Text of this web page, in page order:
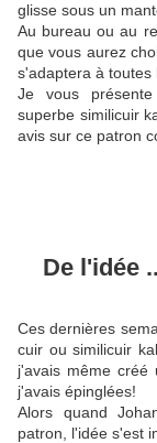
glisse sous un
Au bureau ou au
que vous aurez
s'adaptera à toutes
Je vous
superbe similicuir
avis sur ce patron
De
Ces dernières
cuir ou similicuir
j'avais même créé
j'avais épinglées!
Alors quand
patron, l'idée s'est